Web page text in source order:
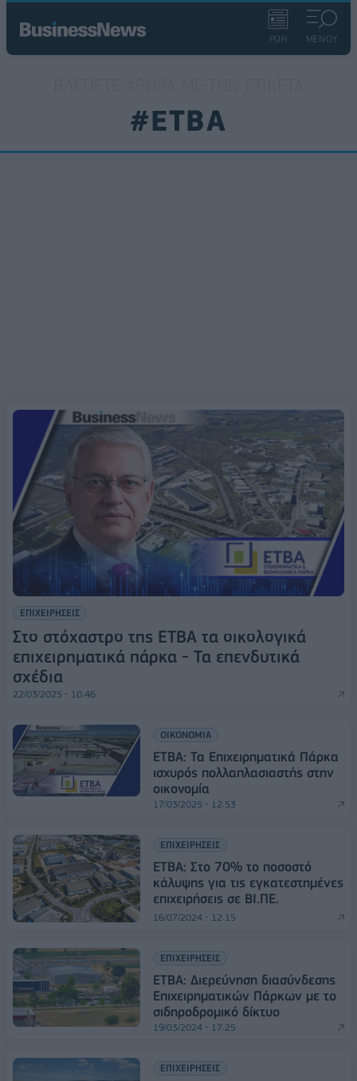
ΡΟΗ ΜΕΝΟΥ
#ΕΤΒΑ
ΕΠΙΧΕΙΡΗΣΕΙΣ
Στο στόχαστρο της ΕΤΒΑ τα οικολογικά
επιχειρηματικά πάρκα - Τα επενδυτικά
σχέδια
22/03/2025 - 10:46
ΟΙΚΟΝΟΜΙΑ
ΕΤΒΑ: Τα Επιχειρηματικά Πάρκα
ισχυρός πολλαπλασιαστής στην
οικονομία
17/03/2025 - 12:53
ΕΠΙΧΕΙΡΗΣΕΙΣ
ΕΤΒΑ: Στο 70% το ποσοστό
κάλυψης για τις εγκατεστημένες
επιχειρήσεις σε ΒΙ.ΠΕ.
16/07/2024 - 12:15
ΕΠΙΧΕΙΡΗΣΕΙΣ
ΕΤΒΑ: Διερεύνηση διασύνδεσης
Επιχειρηματικών Πάρκων με το
σιδηροδρομικό δίκτυο
19/03/2024 - 17:25
ΕΠΙΧΕΙΡΗΣΕΙΣ